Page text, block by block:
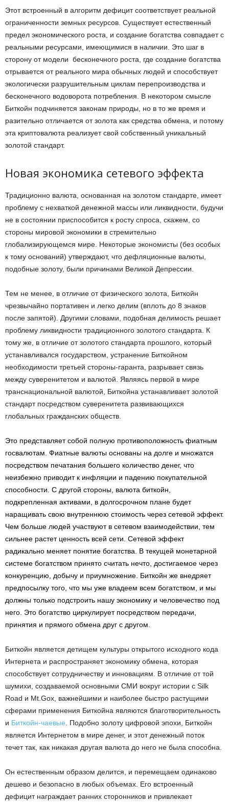
Этот встроенный в алгоритм дефицит соответствует реальной
ограниченности земных ресурсов. Существует естественный
предел экономического роста, и создание богатства совпадает с
реальными ресурсами, имеющимися в наличии. Это шаг в
сторону от модели бесконечного роста, где создание богатства
отрывается от реального мира обычных людей и способствует
экологически разрушительным циклам перепроизводства и
бесконечного водоворота потребления. В некотором смысле
Биткойн подчиняется законам природы, но в то же время и
разительно отличается от золота как средства обмена, и потому
эта криптовалюта реализует свой собственный уникальный
золотой стандарт.
Новая экономика сетевого эффекта
Традиционно валюта, основанная на золотом стандарте, имеет
проблему с нехваткой денежной массы или ликвидности, будучи
не в состоянии приспособится к росту спроса, скажем, со
стороны мировой экономики в стремительно
глобализирующемся мире. Некоторые экономисты (без особых
к тому оснований) утверждают, что дефляционные валюты,
подобные золоту, были причинами Великой Депрессии.
Тем не менее, в отличие от физического золота, Биткойн
чрезвычайно портативен и легко делим (вплоть до 8 знаков
после запятой). Другими словами, подобная делимость решает
проблему ликвидности традиционного золотого стандарта. К
тому же, в отличие от золотого стандарта прошлого, который
устанавливался государством, устранение Биткойном
необходимости третьей стороны-гаранта, разрывает связь
между суверенитетом и валютой. Являясь первой в мире
транснациональной валютой, Биткойна устанавливает золотой
стандарт посредством суверенитета развивающихся
глобальных гражданских обществ.
Это представляет собой полную противоположность фиатным
госвалютам. Фиатные валюты основаны на долге и множатся
посредством печатания большего количество денег, что
неизбежно приводит к инфляции и падению покупательной
способности. С другой стороны, валюта биткойн,
подкрепленная активами, в долгосрочном плане будет
наращивать свою внутреннюю стоимость через сетевой эффект.
Чем больше людей участвуют в сетевом взаимодействии, тем
сильнее растет ценность всей сети. Сетевой эффект
радикально меняет понятие богатства. В текущей монетарной
системе богатством принято считать нечто, достигаемое через
конкуренцию, добычу и приумножение. Биткойн же внедряет
предпосылку того, что мы уже владеем всем богатством, и мы
должны только подстроить нашу экономику и человечество под
него. Это богатство циркулирует посредством передачи,
принятия и прямого обмена друг с другом.
Биткойн является детищем культуры открытого исходного кода
Интернета и распространяет экономику обмена, которая
способствует сотрудничеству и инновациям. В отличие от той
шумихи, создаваемой основными СМИ вокруг истории с Silk
Road и Mt.Gox, важнейшими и наиболее быстро растущими
сферами применения Биткойна являются благотворительность
и Биткойн-чаевые . Подобно золоту цифровой эпохи, Биткойн
является Интернетом в мире денег, и этот денежный поток
течет так, как никакая другая валюта до него не была способна.
Он естественным образом делится, и перемещаем одинаково
дешево и безопасно в любых объемах. Его встроенный
дефицит награждает ранних сторонников и привлекает